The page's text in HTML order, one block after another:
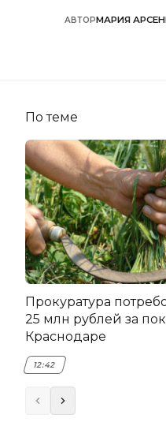
АВТОРМАРИЯ
По теме
Прокуратура
25 млн рублей за
Краснодаре
12:42